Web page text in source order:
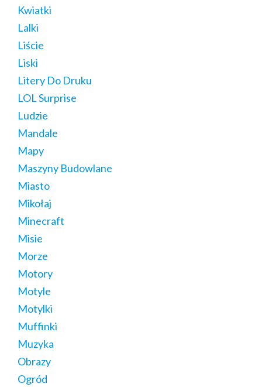
Kwiatki
Lalki
Liście
Liski
Litery Do Druku
LOL Surprise
Ludzie
Mandale
Mapy
Maszyny Budowlane
Miasto
Mikołaj
Minecraft
Misie
Morze
Motory
Motyle
Motylki
Muffinki
Muzyka
Obrazy
Ogród